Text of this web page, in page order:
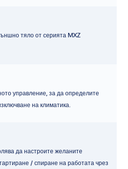
тяло от серията MXZ
управление, за да определите
на климатика.
да настроите желаните
/ спиране на работата чрез